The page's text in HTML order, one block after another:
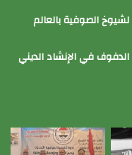
الصوفية بالعالم
في الإنشاد الديني